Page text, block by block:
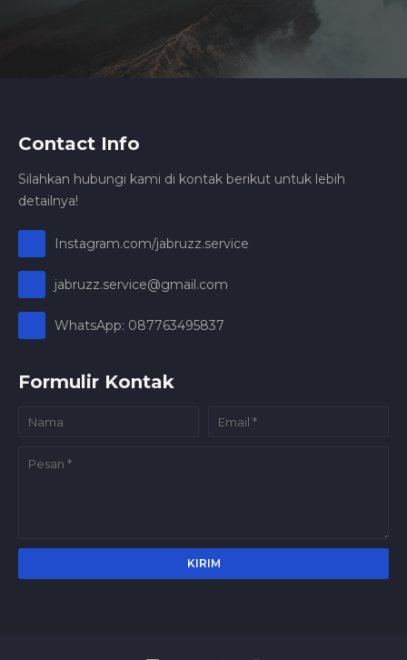
Contact Info
Silahkan hubungi kami di kontak berikut untuk lebih
detailnya!
Instagram.com/jabruzz.service
jabruzz.service@gmail.com
WhatsApp: 087763495837
Formulir Kontak